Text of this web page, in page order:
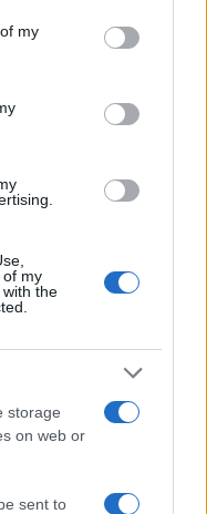
You may click to
third-party tags to
in below Google
my
of my
the
storage
on web or
sent to
le novità che stanno